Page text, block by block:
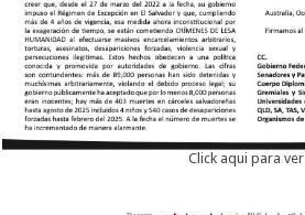
Click aqui para ver